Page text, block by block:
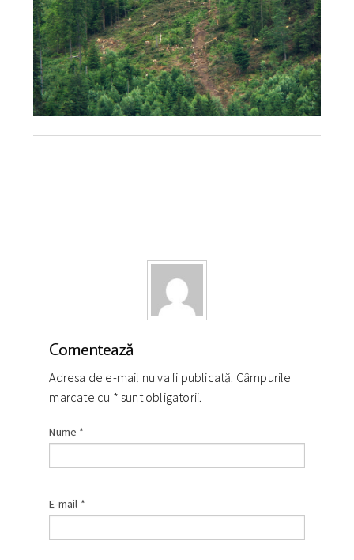
Comentează
Adresa de e-mail nu va fi publicată. Câmpurile
marcate cu * sunt obligatorii.
Nume *
E-mail *